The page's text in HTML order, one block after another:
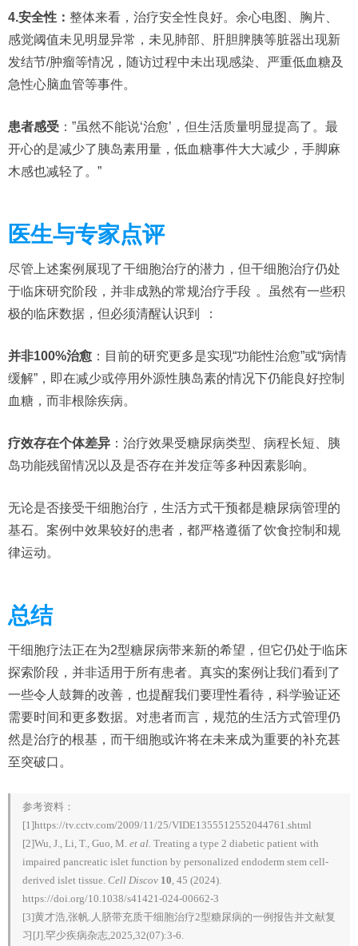
4.安全性： 整体来看，治疗安全性良好。余心电图、胸片、
感觉阈值未见明显异常，未见肺部、肝胆脾胰等脏器出现新
发结节/肿瘤等情况，随访过程中未出现感染、严重低血糖及
急性心脑血管等事件。
患者感受 ：”虽然不能说‘治愈’，但生活质量明显提高了。最
开心的是减少了胰岛素用量，低血糖事件大大减少，手脚麻
木感也减轻了。”
医生与专家点评
尽管上述案例展现了干细胞治疗的潜力，但干细胞治疗仍处
于临床研究阶段，并非成熟的常规治疗手段 。虽然有一些积
极的临床数据，但必须清醒认识到
：
并非100%治愈 ：目前的研究更多是实现“功能性治愈”或“病情
缓解”，即在减少或停用外源性胰岛素的情况下仍能良好控制
血糖，而非根除疾病。
疗效存在个体差异 ：治疗效果受糖尿病类型、病程长短、胰
岛功能残留情况以及是否存在并发症等多种因素影响。
无论是否接受干细胞治疗，生活方式干预都是糖尿病管理的
基石。案例中效果较好的患者，都严格遵循了饮食控制和规
律运动。
总结
干细胞疗法正在为2型糖尿病带来新的希望，但它仍处于临床
探索阶段，并非适用于所有患者。真实的案例让我们看到了
一些令人鼓舞的改善，也提醒我们要理性看待，科学验证还
需要时间和更多数据。对患者而言，规范的生活方式管理仍
然是治疗的根基，而干细胞或许将在未来成为重要的补充甚
至突破口。
参考资料：
[1]https://tv.cctv.com/2009/11/25/VIDE1355512552044761.shtml
[2]Wu, J., Li, T., Guo, M. et al. Treating a type 2 diabetic patient with
impaired pancreatic islet function by personalized endoderm stem cell-
derived islet tissue. Cell Discov 10 , 45 (2024).
https://doi.org/10.1038/s41421-024-00662-3
[3]黄才浩,张帆.人脐带充质干细胞治疗2型糖尿病的一例报告并文献复
习[J].罕少疾病杂志,2025,32(07):3-6.